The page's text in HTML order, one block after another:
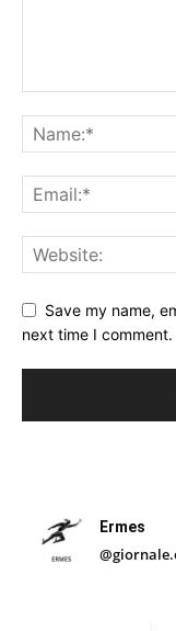
Save my name,
next time I comment.
Ermes